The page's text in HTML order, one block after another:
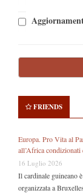
FRIENDS
Europa. Pro Vita al
all’Africa
16 Luglio 2026
Il cardinale guineano
organizzata a